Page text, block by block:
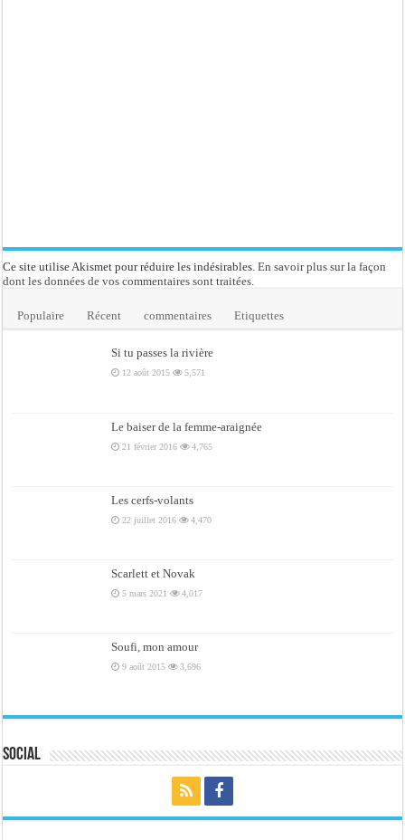
Ce site utilise Akismet pour réduire les indésirables.En savoir plus sur la façon
dont les données de vos commentaires sont traitées.
Populaire Récent commentaires Etiquettes
Si tu passes la rivière
12 août 2015 5,571
Le baiser de la femme-araignée
21 février 2016 4,765
Les cerfs-volants
22 juillet 2016 4,470
Scarlett et Novak
5 mars 2021 4,017
Soufi, mon amour
9 août 2015 3,696
Social